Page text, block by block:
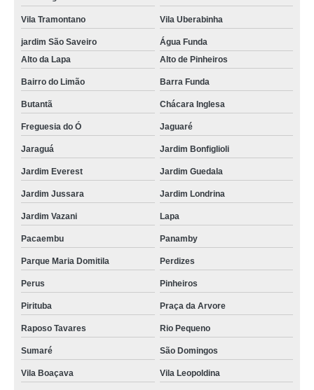
cordão para crachá em poliéster orçamento Jardim Vazani
cordão para crachá em silk Caraguatatuba
cordão para crachá Chácara Inglesa
cordões para crachás personalizado Mandaqui
empresas que fazem fábrica de cordão para crachá Vargem Grande Paulista
cordão para crachá em poliéster Santa Isabel
cordão para crachá digital orçamento Jardim São Luiz
empresas que fazem cordão para crachá digital Ilha Comprida
cordão poliéster para crachá orçamento Poá
cordão para crachá personalizado Taubaté
empresas que fazem cordão em poliéster para crachá Peruíbe
cordão de crachá poliéster orçamento Praça da Arvore
cordão em poliéster para crachá orçamento Guaianases
Vila Tramontano Vila Uberabinha
jardim São Saveiro
Água Funda
Alto da Lapa
Alto de Pinheiros
Bairro do Limão Barra Funda
Butantã Chácara Inglesa
Freguesia do Ó Jaguaré
Jaraguá Jardim Bonfiglioli
Jardim Everest Jardim Guedala
Jardim Jussara Jardim Londrina
Jardim Vazani Lapa
Pacaembu Panamby
Parque Maria Domitila Perdizes
Perus Pinheiros
Pirituba Praça da Arvore
Raposo Tavares Rio Pequeno
Sumaré São Domingos
Vila Boaçava Vila Leopoldina